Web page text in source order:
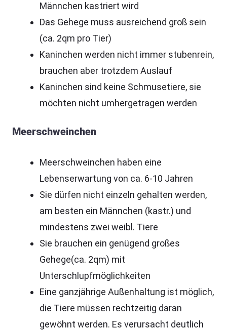
Männchen kastriert wird
Das Gehege muss ausreichend groß sein
(ca. 2qm pro Tier)
Kaninchen werden nicht immer stubenrein,
brauchen aber trotzdem Auslauf
Kaninchen sind keine Schmusetiere, sie
möchten nicht umhergetragen werden
Meerschweinchen
Meerschweinchen haben eine
Lebenserwartung von ca. 6-10 Jahren
Sie dürfen nicht einzeln gehalten werden,
am besten ein Männchen (kastr.) und
mindestens zwei weibl. Tiere
Sie brauchen ein genügend großes
Gehege(ca. 2qm) mit
Unterschlupfmöglichkeiten
Eine ganzjährige Außenhaltung ist möglich,
die Tiere müssen rechtzeitig daran
gewöhnt werden. Es verursacht deutlich